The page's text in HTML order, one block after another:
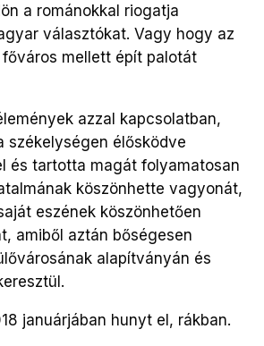
a románokkal riogatja
választókat. Vagy hogy az
mellett épít palotát
azzal kapcsolatban,
székelységen élősködve
és tartotta magát folyamatosan
köszönhette vagyonát,
eszének köszönhetően
amiből aztán bőségesen
alapítványán és
januárjában hunyt el, rákban.